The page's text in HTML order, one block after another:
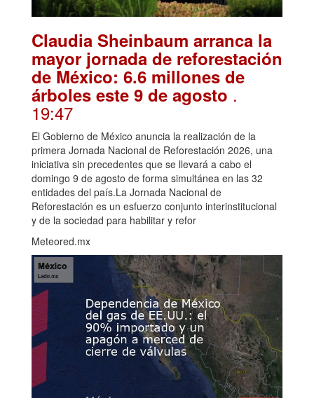
Claudia Sheinbaum arranca la
mayor jornada de reforestación
de México: 6.6 millones de
árboles este 9 de agosto .
19:47
El Gobierno de México anuncia la realización de la
primera Jornada Nacional de Reforestación 2026, una
iniciativa sin precedentes que se llevará a cabo el
domingo 9 de agosto de forma simultánea en las 32
entidades del país.La Jornada Nacional de
Reforestación es un esfuerzo conjunto interinstitucional
y de la sociedad para habilitar y refor
Meteored.mx